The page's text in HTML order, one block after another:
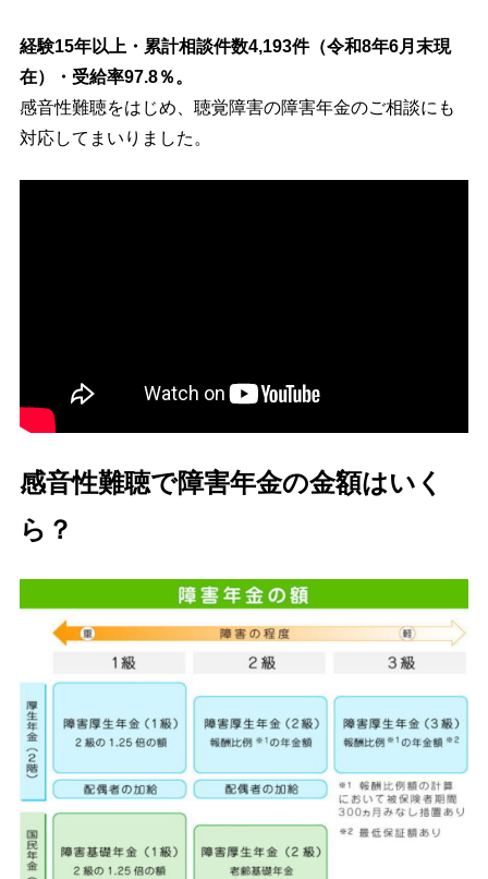
経験15年以上・累計相談件数4,193件（令和8年6月末現
在）・受給率97.8％。
感音性難聴をはじめ、聴覚障害の障害年金のご相談にも
対応してまいりました。
感音性難聴で障害年金の金額はいく
ら？